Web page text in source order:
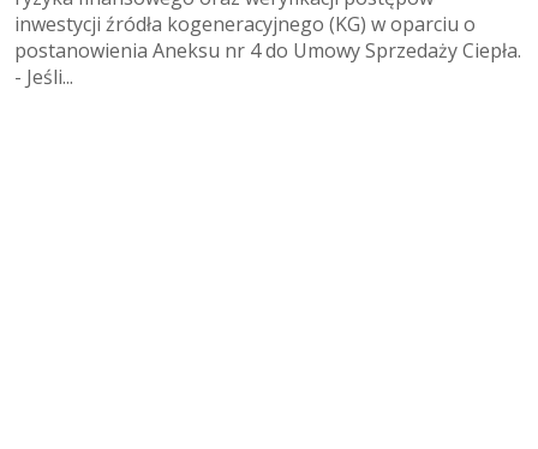
inwestycji źródła kogeneracyjnego (KG) w oparciu o
postanowienia Aneksu nr 4 do Umowy Sprzedaży Ciepła.
- Jeśli...